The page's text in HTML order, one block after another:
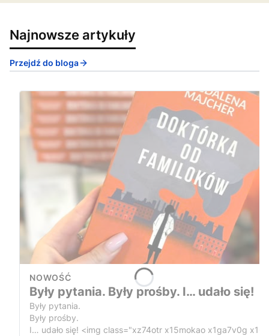
Najnowsze artykuły
Przejdź do bloga
NOWOŚĆ
Były pytania. Były prośby. I… udało się!
Były pytania.
Były prośby.
I… udało się! <img class="xz74otr x15mokao x1ga7v0g